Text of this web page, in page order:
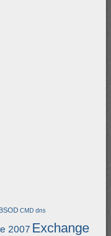
CMD dns
2007 Exchange